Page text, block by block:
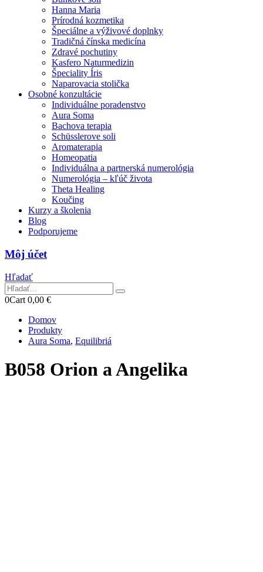
Hanna Maria
Prírodná kozmetika
Špeciálne a výživové doplnky
Tradičná čínska medicína
Zdravé pochutiny
Kasfero Naturmedizin
Špeciality Íris
Naparovacia stolička
Osobné konzultácie
Individuálne poradenstvo
Aura Soma
Bachova terapia
Schüsslerove soli
Aromaterapia
Homeopatia
Individuálna a partnerská numerológia
Numerológia – kľúč života
Theta Healing
Koučing
Kurzy a školenia
Blog
Podporujeme
Môj účet
Hľadať
0Cart 0,00 €
Domov
Produkty
Aura Soma, Equilibriá
B058 Orion a Angelika